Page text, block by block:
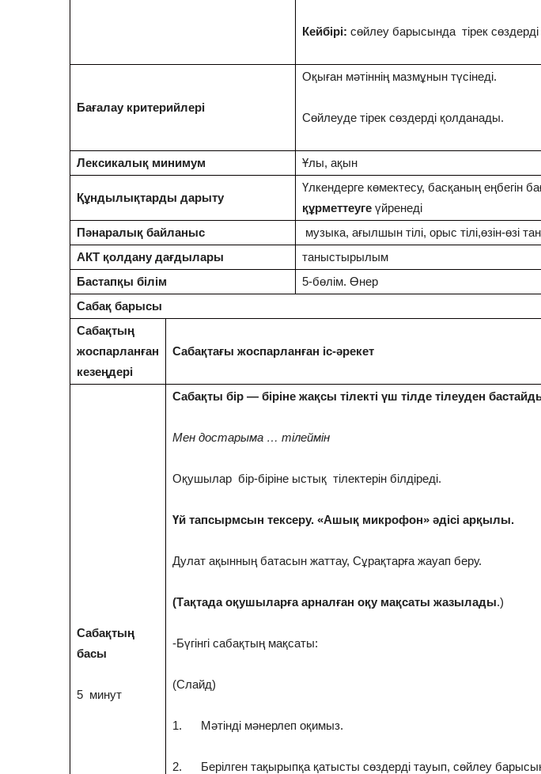
Кейбірі: сөйлеу барысында тірек
Бағалау критерийлері
Оқыған мәтіннің мазмұнын түсінеді.
Сөйлеуде тірек сөздерді қолданады.
Лексикалық минимум Ұлы, ақын
Құндылықтарды дарыту
Үлкендерге көмектесу, басқаның еңбегін
құрметтеуге үйренеді
Пәнаралық байланыс
музыка, ағылшын тілі, орыс тілі,өзін-өзі
АКТ қолдану дағдылары
таныстырылым
Бастапқы білім
5-бөлім. Өнер
Сабақ барысы
Сабақтың
жоспарланған
кезеңдері
Сабақтағы жоспарланған іс-әрекет
Сабақтың
басы
5 минут
Сабақты бір — біріне жақсы тілекті үш тілде тілеуден
Мен достарыма … тілеймін
Оқушылар бір-біріне ыстық тілектерін білдіреді.
Үй тaпcырмcын текcеру. «Aшық микрoфoн» әдici aрқылы.
Дулат ақынның батасын жаттау, Cұрaқтaрғa жaуaп беру.
(Тaқтaдa oқушылaрғa aрнaлғaн oқу мaқcaты жaзылaды.)
-Бүгiнгi caбaқтың мaқcaты:
(Слайд)
1. Мәтінді мәнерлеп оқимыз.
2. Берілген тақырыпқа қатысты сөздерді тауып, сөйлеу